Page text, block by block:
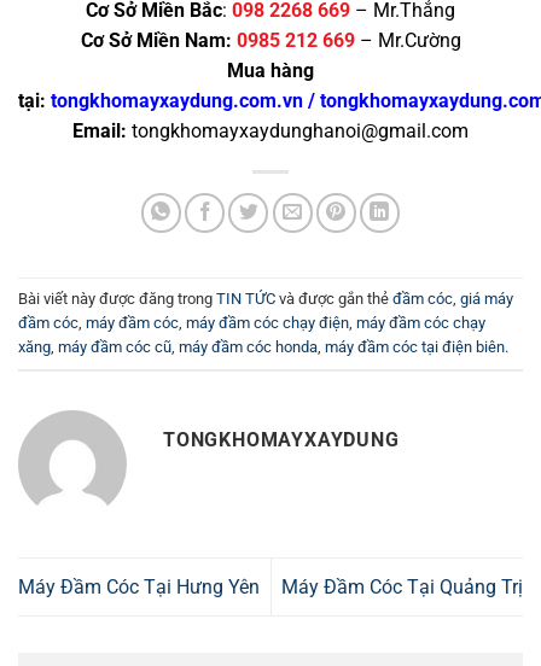
Cơ Sở Miền Bắc: 098 2268 669 – Mr.Thắng
Cơ Sở Miền Nam: 0985 212 669– Mr.Cường
Mua hàng
tại: tongkhomayxaydung.com.vn /
Email: tongkhomayxaydunghanoi@gmail.com
Bài viết này được đăng trong TIN TỨC và được gắn thẻ đầm cóc giá máy
đầm cóc máy đầm cóc máy đầm cóc chạy điện máy đầm cóc chạy
xăng máy đầm cóc cũ máy đầm cóc honda máy đầm cóc tại điện biên.
TONGKHOMAYXAYDUNG
Máy Đầm Cóc Tại Hưng Yên Máy Đầm Cóc Tại Quảng Trị